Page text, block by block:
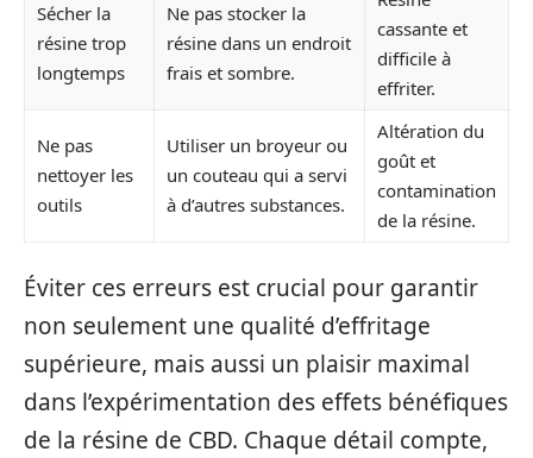
Sécher la
résine trop
longtemps
Ne pas stocker la
résine dans un endroit
frais et sombre.
cassante et
difficile à
effriter.
Ne pas
nettoyer les
outils
Utiliser un broyeur ou
un couteau qui a servi
à d’autres substances.
Altération du
goût et
contamination
de la résine.
Éviter ces erreurs est crucial pour garantir
non seulement une qualité d’effritage
supérieure, mais aussi un plaisir maximal
dans l’expérimentation des effets bénéfiques
de la résine de CBD. Chaque détail compte,